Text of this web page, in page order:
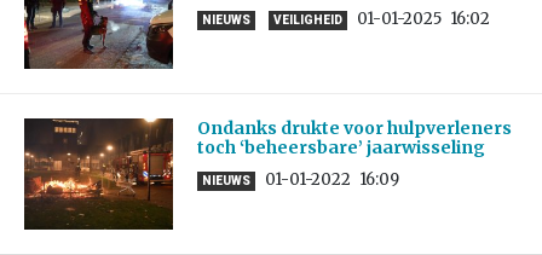
NIEUWS VEILIGHEID 01-01-2025 16:02
Ondanks drukte voor hulpverleners
toch ‘beheersbare’ jaarwisseling
NIEUWS 01-01-2022 16:09